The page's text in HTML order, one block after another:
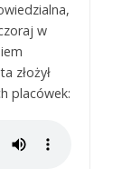
w
złożył
placówek: